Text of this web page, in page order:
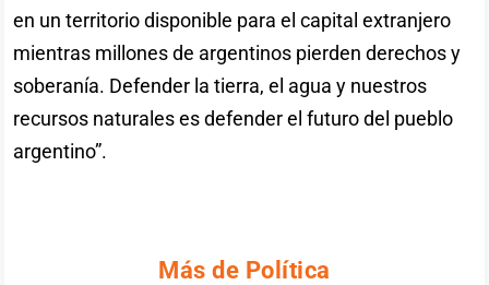
en un territorio disponible para el capital extranjero
mientras millones de argentinos pierden derechos y
soberanía. Defender la tierra, el agua y nuestros
recursos naturales es defender el futuro del pueblo
argentino”.
Más de Política